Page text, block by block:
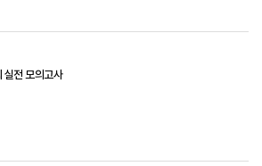
전 모의고사